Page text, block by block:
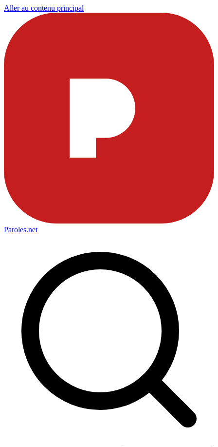
Aller au contenu principal
Paroles.net